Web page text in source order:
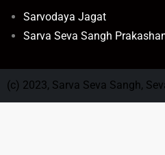
Sarvodaya Jagat
Sarva Seva Sangh
(c) 2023, Sarva Seva Sangh,